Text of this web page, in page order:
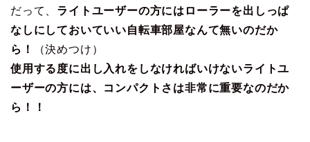
だって、 ライトユーザーの方にはローラーを出しっぱ
なしにしておいていい自転車部屋なんて無いのだか
ら！
（決めつけ）
使用する度に出し入れをしなければいけないライトユ
ーザーの方には、コンパクトさは非常に重要なのだか
ら！！